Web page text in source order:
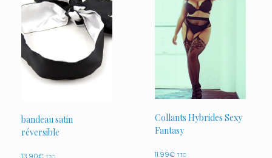
options
peuvent
être
choisies
page
du
produit
bandeau satin
réversible
Collants Hybrides Sexy
Fantasy
11.99€ TTC